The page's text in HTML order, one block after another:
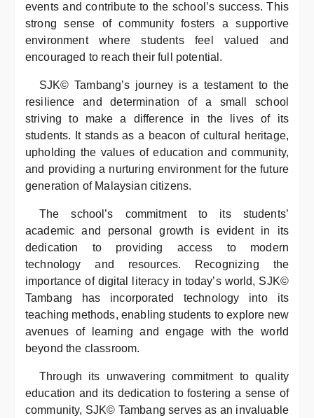
events and contribute to the school’s success. This
strong sense of community fosters a supportive
environment where students feel valued and
encouraged to reach their full potential.
SJK© Tambang’s journey is a testament to the
resilience and determination of a small school
striving to make a difference in the lives of its
students. It stands as a beacon of cultural heritage,
upholding the values of education and community,
and providing a nurturing environment for the future
generation of Malaysian citizens.
The school’s commitment to its students’
academic and personal growth is evident in its
dedication to providing access to modern
technology and resources. Recognizing the
importance of digital literacy in today’s world, SJK©
Tambang has incorporated technology into its
teaching methods, enabling students to explore new
avenues of learning and engage with the world
beyond the classroom.
Through its unwavering commitment to quality
education and its dedication to fostering a sense of
community, SJK© Tambang serves as an invaluable